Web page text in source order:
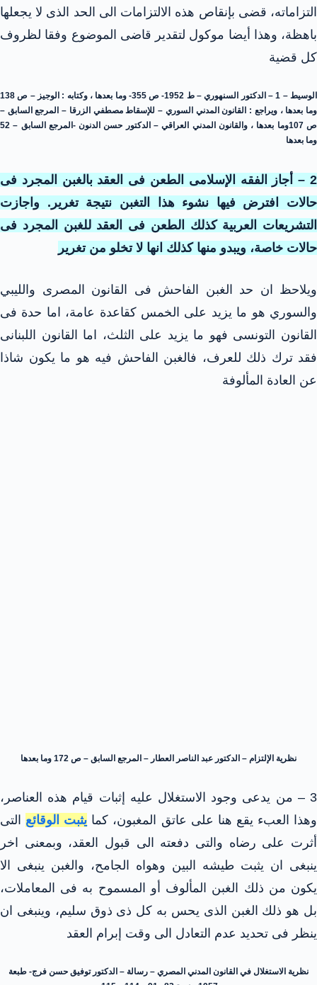
التزاماته، قضى بإنقاص هذه الالتزامات الى الحد الذى لا يجعلها
باهظة، وهذا أيضا موكول لتقدير قاضى الموضوع وفقا لظروف
كل قضية
الوسيط – 1 – الدكتور السنهوري – ط 1952- ص 355- وما بعدها ، وكتابه : الوجيز – ص 138
وما بعدها ، ويراجع : القانون المدني السوري – للإسقاط مصطفي الزرقا – المرجع السابق –
ص 107وما بعدها ، والقانون المدني العراقي – الدكتور حسن الدنون -المرجع السابق – 52
وما بعدها
2 – أجاز الفقه الإسلامى الطعن فى العقد بالغبن المجرد فى
حالات افترض فيها نشوء هذا التغبن نتيجة تغرير. واجازت
التشريعات العربية كذلك الطعن فى العقد للغبن المجرد فى
حالات خاصة، ويبدو منها كذلك انها لا تخلو من تغرير
ويلاحظ ان حد الغبن الفاحش فى القانون المصرى والليبي
والسوري هو ما يزيد على الخمس كقاعدة عامة، اما حدة فى
القانون التونسى فهو ما يزيد على الثلث، اما القانون اللبنانى
فقد ترك ذلك للعرف، فالغبن الفاحش فيه هو ما يكون شاذا
عن العادة المألوفة
نظرية الإلتزام – الدكتور عبد الناصر العطار – المرجع السابق – ص 172 وما بعدها
3 – من يدعى وجود الاستغلال عليه إثبات قيام هذه العناصر،
وهذا العبء يقع هنا على عاتق المغبون، كما يثبت الوقائع التى
أثرت على رضاه والتى دفعته الى قبول العقد، وبمعنى اخر
ينبغى ان يثبت طيشه البين وهواه الجامح، والغبن ينبغى الا
يكون من ذلك الغبن المألوف أو المسموح به فى المعاملات،
بل هو ذلك الغبن الذى يحس به كل ذى ذوق سليم، وينبغى ان
ينظر فى تحديد عدم التعادل الى وقت إبرام العقد
نظرية الاستغلال في القانون المدني المصري – رسالة – الدكتور توفيق حسن فرج- طبعة